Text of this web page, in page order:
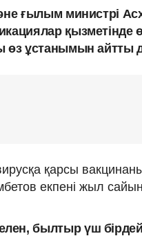
ғылым министрі
қызметінде
өз ұстанымын айтты
қарсы
екпені жыл
былтыр үш бірдей